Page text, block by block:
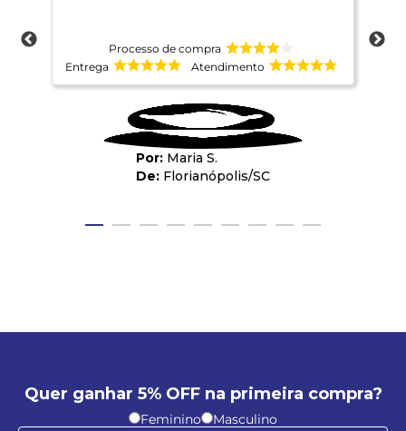
Processo de compra
Entrega
Atendimento
Maria S.
Florianópolis/SC
Quer ganhar 5% OFF na primeira compra?
Feminino Masculino